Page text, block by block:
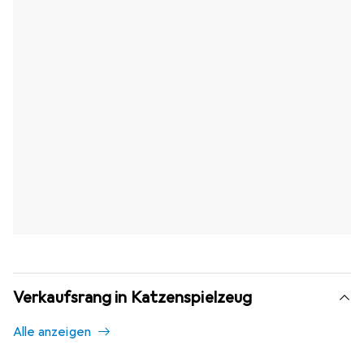
Verkaufsrang in Katzenspielzeug
Alle anzeigen